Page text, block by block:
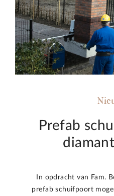
Prefab
In opdracht van Fam.
prefab schuifpoort